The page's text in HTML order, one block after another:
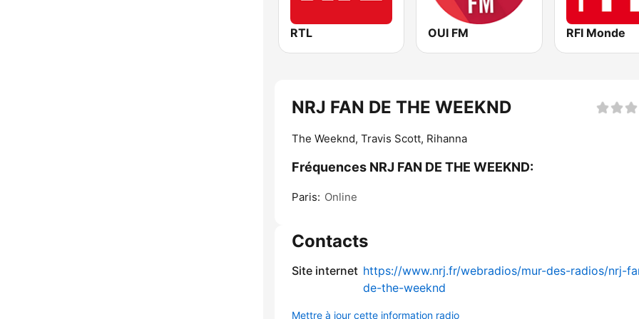
RTL OUI FM RFI Monde
NRJ FAN DE THE WEEKND
The Weeknd, Travis Scott, Rihanna
Fréquences NRJ FAN DE THE WEEKND:
Paris: Online
Contacts
Site internet https://www.nrj.fr/webradios/mur-des-radios/nrj-
de-the-weeknd
Mettre à jour cette information radio